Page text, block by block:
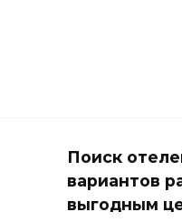
Поиск
вариантов
выгодным